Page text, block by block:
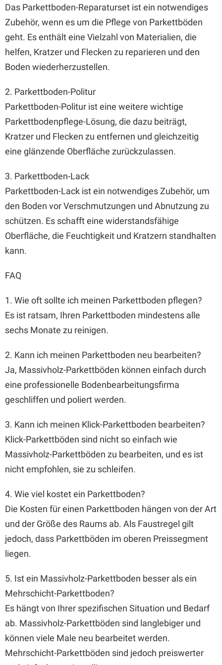
Das Parkettboden-Reparaturset ist ein notwendiges
Zubehör, wenn es um die Pflege von Parkettböden
geht. Es enthält eine Vielzahl von Materialien, die
helfen, Kratzer und Flecken zu reparieren und den
Boden wiederherzustellen.
2. Parkettboden-Politur
Parkettboden-Politur ist eine weitere wichtige
Parkettbodenpflege-Lösung, die dazu beiträgt,
Kratzer und Flecken zu entfernen und gleichzeitig
eine glänzende Oberfläche zurückzulassen.
3. Parkettboden-Lack
Parkettboden-Lack ist ein notwendiges Zubehör, um
den Boden vor Verschmutzungen und Abnutzung zu
schützen. Es schafft eine widerstandsfähige
Oberfläche, die Feuchtigkeit und Kratzern standhalten
kann.
FAQ
1. Wie oft sollte ich meinen Parkettboden pflegen?
Es ist ratsam, Ihren Parkettboden mindestens alle
sechs Monate zu reinigen.
2. Kann ich meinen Parkettboden neu bearbeiten?
Ja, Massivholz-Parkettböden können einfach durch
eine professionelle Bodenbearbeitungsfirma
geschliffen und poliert werden.
3. Kann ich meinen Klick-Parkettboden bearbeiten?
Klick-Parkettböden sind nicht so einfach wie
Massivholz-Parkettböden zu bearbeiten, und es ist
nicht empfohlen, sie zu schleifen.
4. Wie viel kostet ein Parkettboden?
Die Kosten für einen Parkettboden hängen von der Art
und der Größe des Raums ab. Als Faustregel gilt
jedoch, dass Parkettböden im oberen Preissegment
liegen.
5. Ist ein Massivholz-Parkettboden besser als ein
Mehrschicht-Parkettboden?
Es hängt von Ihrer spezifischen Situation und Bedarf
ab. Massivholz-Parkettböden sind langlebiger und
können viele Male neu bearbeitet werden.
Mehrschicht-Parkettböden sind jedoch preiswerter